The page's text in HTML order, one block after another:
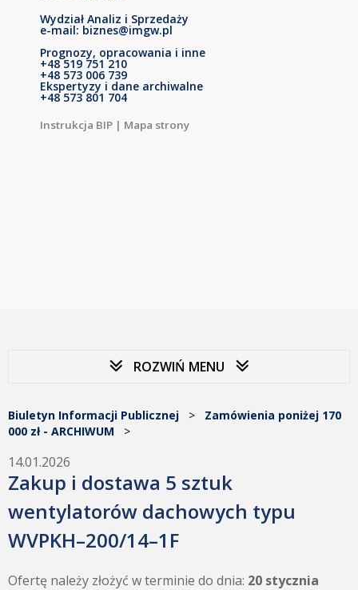
Wydział Analiz i Sprzedaży
e-mail: biznes@imgw.pl
Prognozy, opracowania i inne
+48 519 751 210
+48 573 006 739
Ekspertyzy i dane archiwalne
+48 573 801 704
Instrukcja BIP | Mapa strony
ROZWIŃ MENU
Biuletyn Informacji Publicznej > Zamówienia poniżej 170
000 zł - ARCHIWUM >
14.01.2026
Zakup i dostawa 5 sztuk
wentylatorów dachowych typu
WVPKH–200/14–1F
Ofertę należy złożyć w terminie do dnia: 20 stycznia